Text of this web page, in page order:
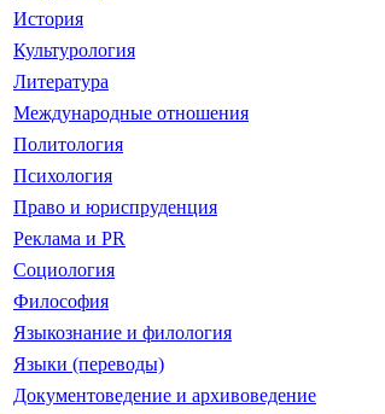
История
Культурология
Литература
Международные отношения
Политология
Психология
Право и юриспруденция
Реклама и PR
Социология
Философия
Языкознание и филология
Языки (переводы)
Документоведение и архивоведение